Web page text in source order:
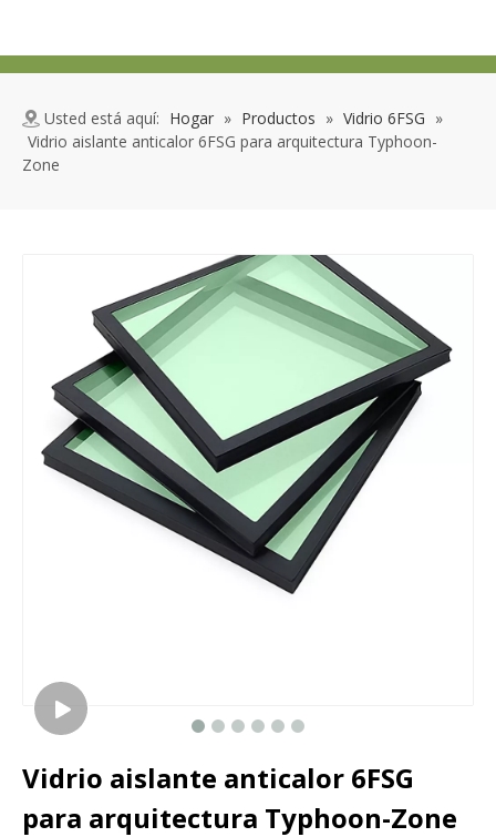
Usted está aquí: Hogar » Productos » Vidrio 6FSG »
Vidrio aislante anticalor 6FSG para arquitectura Typhoon-
Zone
Vidrio aislante anticalor 6FSG
para arquitectura Typhoon-Zone